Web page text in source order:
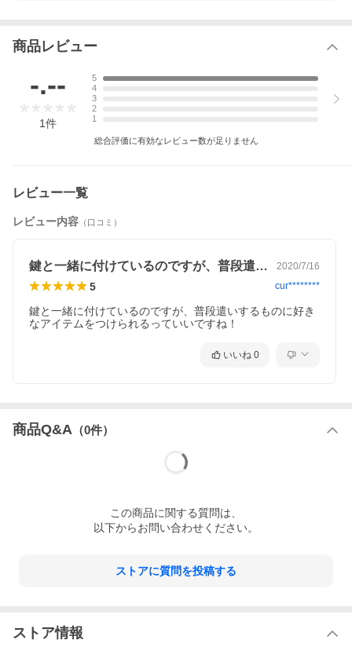
商品レビュー
-.--
1件
5
4
3
2
1
総合評価に有効なレビュー数が足りません
レビュー一覧
レビュー内容 （口コミ）
鍵と一緒に付けているのですが、普段遣い… 2020/7/16
5 cur********
鍵と一緒に付けているのですが、普段遣いするものに好き
なアイテムをつけられるっていいですね！
いいね 0
商品Q&A （0件）
この商品に関する質問は、
以下からお問い合わせください。
ストアに質問を投稿する
ストア情報